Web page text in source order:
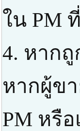
ใน PM
4. หาก
หากผู้ข
PM หรื